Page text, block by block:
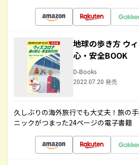
地球の歩き方 ウ
心・安全BOOK
D-Books
2022.07.20 発売
久しぶりの海外旅行でも大丈夫！旅の
ニックがつまった24ページの電子書籍